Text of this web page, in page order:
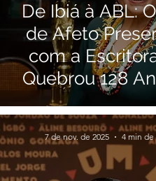
De Ibiá à ABL:
de Afeto
com a
Quebrou 128
História
7 de nov. de 2025 4 min